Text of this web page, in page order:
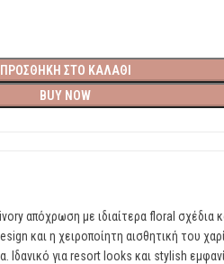
ΠΡΟΣΘΉΚΗ ΣΤΟ ΚΑΛΆΘΙ
BUY NOW
απόχρωση με ιδιαίτερα floral σχέδια
και η χειροποίητη αισθητική του
Ιδανικό για resort looks και stylish